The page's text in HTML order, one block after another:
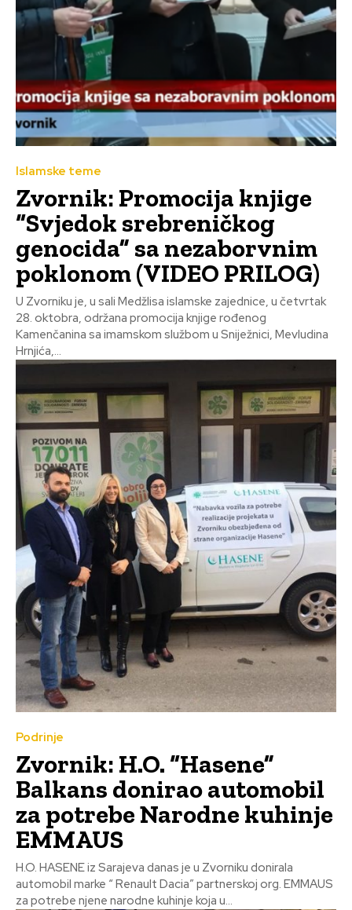
Islamske teme
Zvornik: Promocija knjige
“Svjedok srebreničkog
genocida” sa nezaborvnim
poklonom (VIDEO PRILOG)
U Zvorniku je, u sali Medžlisa islamske zajednice, u četvrtak
28. oktobra, održana promocija knjige rođenog
Kamenčanina sa imamskom službom u Sniježnici, Mevludina
Hrnjića,...
Podrinje
Zvornik: H.O. “Hasene”
Balkans donirao automobil
za potrebe Narodne kuhinje
EMMAUS
H.O. HASENE iz Sarajeva danas je u Zvorniku donirala
automobil marke “ Renault Dacia” partnerskoj org. EMMAUS
za potrebe njene narodne kuhinje koja u...